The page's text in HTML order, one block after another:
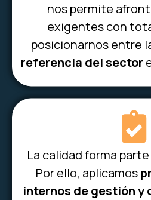
nos permite
exigentes con
posicionarnos entre
referencia del sector
La calidad forma
Por ello, aplicamos
internos de gestión y